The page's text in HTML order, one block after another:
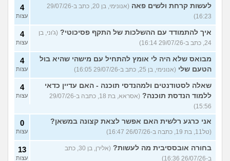
לעשות קרחת ולשים פאה
(אנונימי, בן 20, כתב ב-29/07/26
16:23)
4
עצות
איך להתמודד עם ההשלכות של התקף פסיכוטי? (ג'וני, בן
24, כתב ב-29/07/26 16:14)
4
עצות
מבואס שלא היה לי אומץ להתחיל עם מישהי שהיא בול
הטעם שלי (אנונימי, בן 25, כתב ב-29/07/26 16:05)
4
עצות
שאלה לסטודנטים ולמהנדסי תוכנה - האם עדיין כדאי
ללמוד הנדסת תוכנה?
(אסראא, בת 18, כתבה ב-29/07/26
15:56)
4
עצות
אני כרגע רלשית האם אפשר לצאת קצונה במשאן?
(טל11, בת 19, כתבה ב-26/07/26 16:47)
0
עצות
בחורה אובססיבית מה לעשות?
(אלירן, בן 30, כתב
ב-26/07/26 16:36)
13
עצות